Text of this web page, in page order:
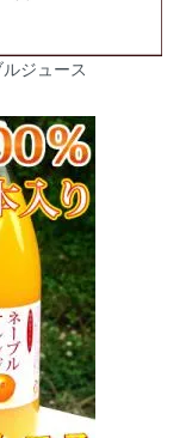
ジュース